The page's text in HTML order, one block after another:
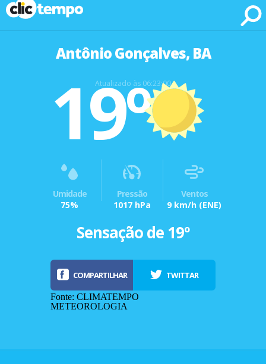
Antônio Gonçalves, BA
Fonte: CLIMATEMPO METEOROLOGIA
Atualizado às 06:23:00
19º
Umidade
75%
Pressão
1017 hPa
Ventos
9 km/h (ENE)
Sensação de 19º
COMPARTILHAR TWITTAR
Fonte: CLIMATEMPO
METEOROLOGIA